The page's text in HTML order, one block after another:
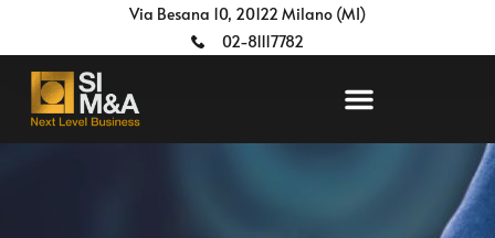
Via Besana 10, 20122 Milano (MI)
02-81117782